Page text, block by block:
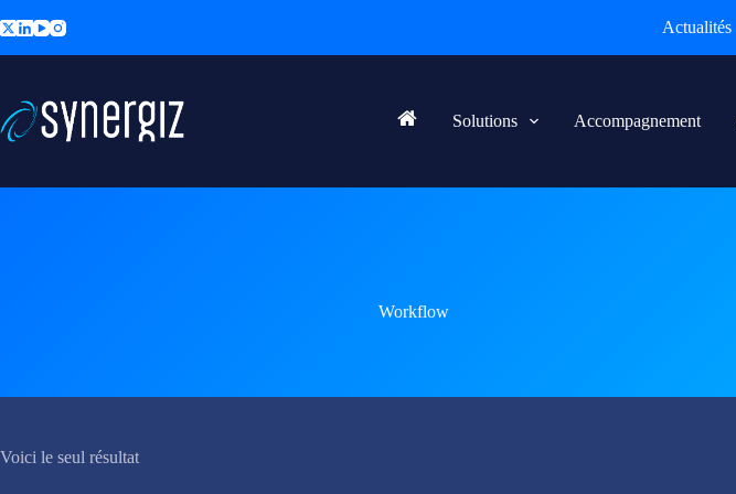
au
Actualités
AccueilSolutions Accompagnement
Workflow
Voici le seul résultat